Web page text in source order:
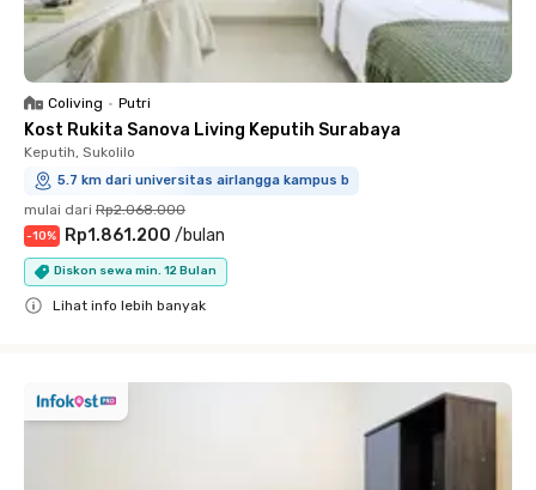
Coliving • Putri
Kost Rukita Sanova Living Keputih Surabaya
Keputih, Sukolilo
5.7 km dari universitas airlangga kampus b
mulai dari Rp2.068.000
-10% Rp1.861.200 /bulan
Diskon sewa min. 12 Bulan
Lihat info lebih banyak